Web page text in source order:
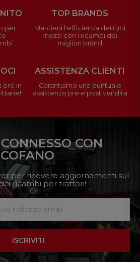
per
TOP BRANDS
Mantieni l'efficienza dei tuoi
mezzi con i ricambi dei
migliori brand
ore in
ASSISTENZA CLIENTI
Garantiamo una puntuale
assistenza pre e post vendita
CON
COFANO
per ricevere aggiornamenti sul
ricambi per trattori!
ISCRIVITI